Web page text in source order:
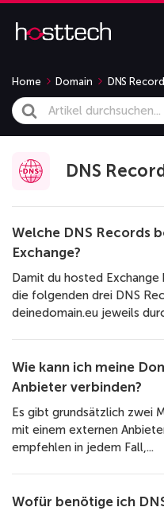
Home Domain DNS
Search
For
DNS
Welche DNS Records
Exchange?
Damit du hosted
die folgenden drei DNS
deinedomain.eu jeweils
Wie kann ich meine
Anbieter verbinden?
Es gibt grundsätzlich zwei
mit einem externen
empfehlen in jedem Fall,...
Wofür benötige ich